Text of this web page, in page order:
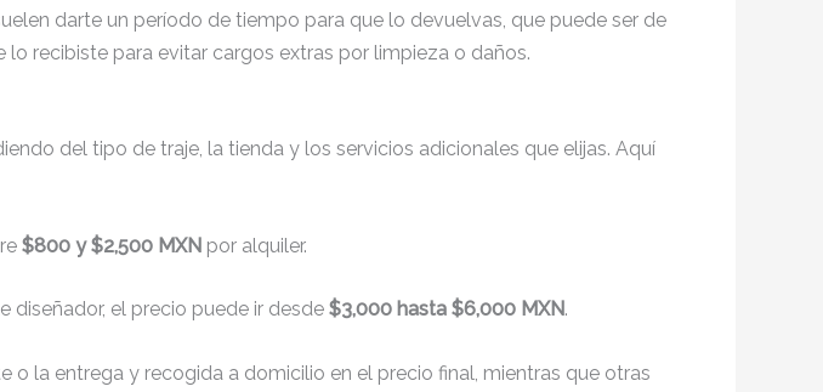
darte un período de tiempo para que lo devuelvas, que puede ser de
recibiste para evitar cargos extras por limpieza o daños.
del tipo de traje, la tienda y los servicios adicionales que elijas. Aquí
$800 y $2,500 MXN por alquiler.
diseñador, el precio puede ir desde $3,000 hasta $6,000 MXN.
la entrega y recogida a domicilio en el precio final, mientras que otras